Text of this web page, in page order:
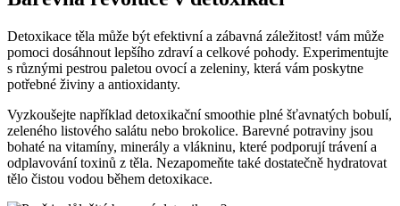
Detoxikace těla může být efektivní a zábavná záležitost! vám může
pomoci dosáhnout lepšího zdraví a celkové pohody. Experimentujte
s různými pestrou paletou ovocí a zeleniny, která vám poskytne
potřebné živiny a antioxidanty.
Vyzkoušejte například detoxikační smoothie plné šťavnatých bobulí,
zeleného listového salátu nebo brokolice. Barevné potraviny jsou
bohaté na vitamíny, minerály a vlákninu, které podporují trávení a
odplavování toxinů z těla. Nezapomeňte také dostatečně hydratovat
tělo čistou vodou během detoxikace.